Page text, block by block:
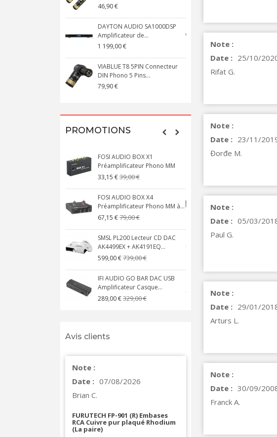
46,90 €
DAYTON AUDIO SA1000DSP
Amplificateur de...
1 199,00 €
VIABLUE T8 5PIN Connecteur
DIN Phono 5 Pins...
79,90 €
SMALL Câble Jack
134,90 €
Modulation Jack
PROMOTIONS
FOSI AUDIO BOX X1
Préamplificateur Phono MM
33,15 €39,00 €
FOSI AUDIO BOX X4
Préamplificateur Phono MM à...
67,15 €79,00 €
SMSL PL200 Lecteur CD DAC
AK4499EX + AK4191EQ...
599,00 €739,00 €
IFI AUDIO GO BAR DAC USB
Amplificateur Casque...
289,00 €329,00 €
NEUTRIK NC3FXX
[GRADE B] DAYTON
MKSX4 Enceinte
149,00 €179,90 €
AUDIOPHONICS DA-
135,99 €
Avis clients
Note :
Date : 07/08/2026
Brian C.
FURUTECH FP-901 (R) Embases
RCA Cuivre pur plaqué Rhodium
(La paire)
Note :
Date : 25/10/
Rifat G.
Note :
Date : 23/11/
Đorđe M.
Note :
Date : 05/03/
Paul G.
Note :
Date : 29/01/
Arturs L.
Note :
Date : 30/09/
Franck A.